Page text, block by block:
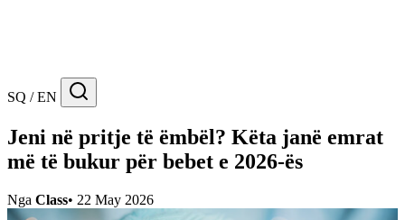
SQ / EN
Jeni në pritje të ëmbël? Këta janë emrat
më të bukur për bebet e 2026-ës
Nga Class• 22 May 2026